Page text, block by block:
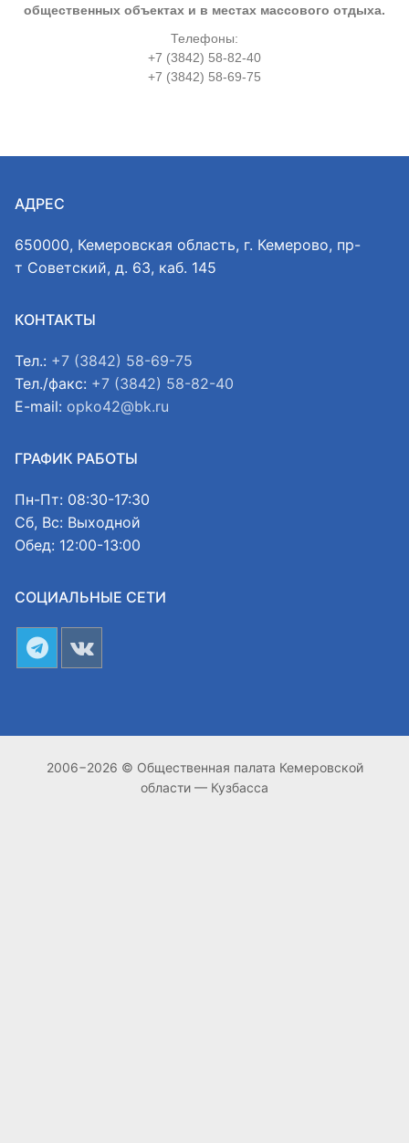
общественных объектах и в местах массового отдыха.
Телефоны:
+7 (3842) 58-82-40
+7 (3842) 58-69-75
АДРЕС
650000, Кемеровская область, г. Кемерово, пр-
т Советский, д. 63, каб. 145
КОНТАКТЫ
Тел.: +7 (3842) 58-69-75
Тел./факс: +7 (3842) 58-82-40
E-mail: opko42@bk.ru
ГРАФИК РАБОТЫ
Пн-Пт: 08:30-17:30
Сб, Вс: Выходной
Обед: 12:00-13:00
СОЦИАЛЬНЫЕ СЕТИ
2006−2026 © Общественная палата Кемеровской
области — Кузбасса